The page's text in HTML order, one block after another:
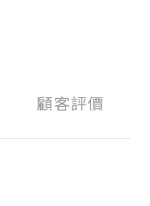
顧客評價